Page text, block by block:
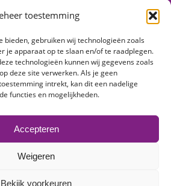
toestemming
bieden, gebruiken wij technologieën zoals
je apparaat op te slaan en/of te raadplegen.
technologieën kunnen wij gegevens zoals
deze site verwerken. Als je geen
intrekt, kan dit een nadelige
functies en mogelijkheden.
Accepteren
Weigeren
Bekijk voorkeuren
Alle rechten voorbehouden -